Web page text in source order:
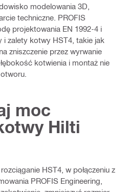
modelowania 3D,
techniczne. PROFIS
projektowania EN 1992-4 i
i zalety kotwy HST4, takie jak
zniszczenie przez wyrwanie
kotwienia i montaż nie
moc
Hilti
HST4, w połączeniu z
PROFIS Engineering,